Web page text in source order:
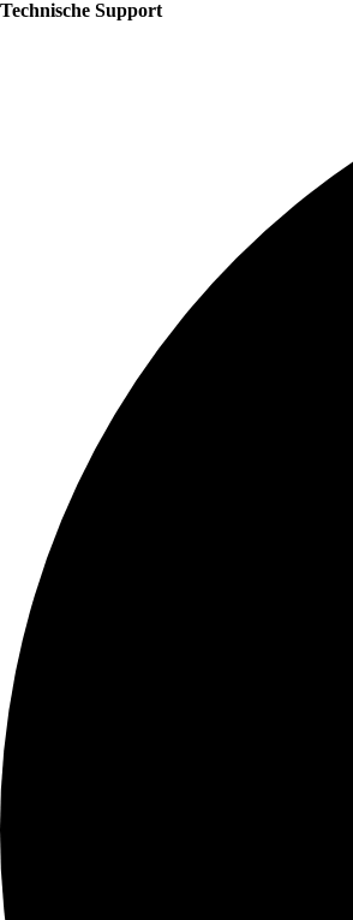
Technische Support